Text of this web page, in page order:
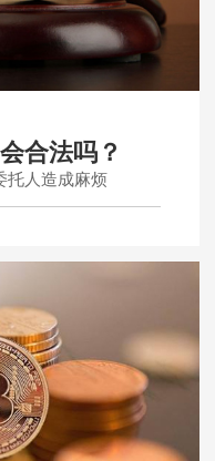
合法吗？
托人造成麻烦